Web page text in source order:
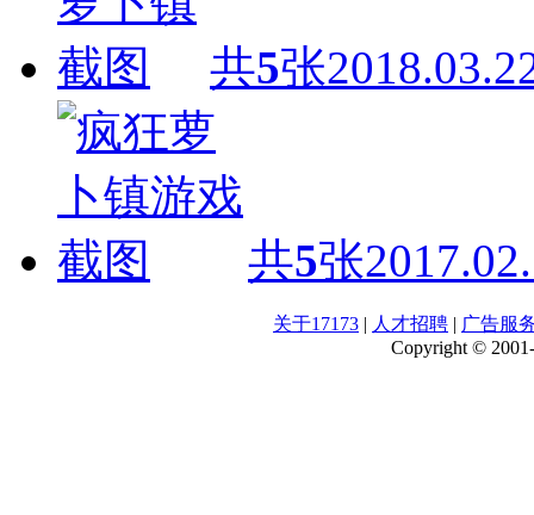
共5张
共5张
关于17173 | 人才招聘 | 广告服
Copyright ©